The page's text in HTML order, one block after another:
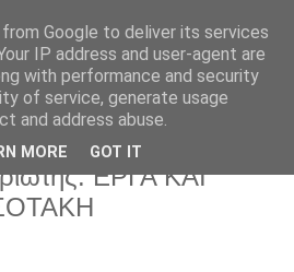
ΕΡΓΑ ΚΑΙ
Google to deliver its services
IP address and user-agent are
with performance and security
of service, generate usage
and address abuse.
MORE GOT IT